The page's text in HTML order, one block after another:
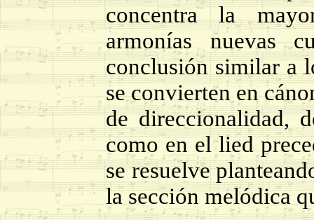
concentra la
armonías nuevas
conclusión similar a
se convierten en
de direccionalidad,
como en el lied
se resuelve
la sección melódica